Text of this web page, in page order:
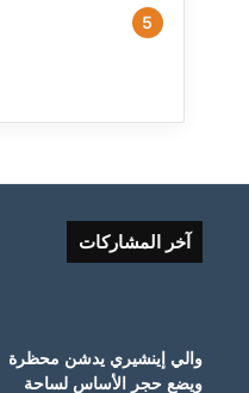
آخر المشاركات
والي إينشيري يدشن محظرة
ويضع حجر الأساس لساحة